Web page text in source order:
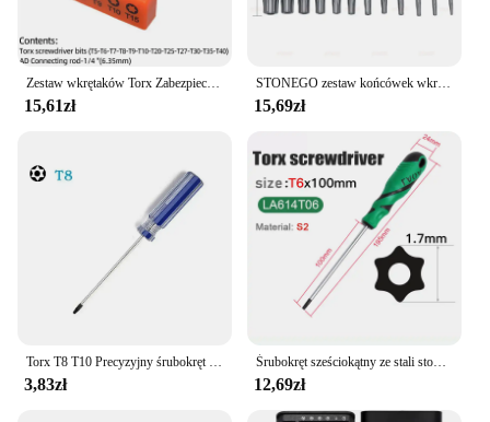
15,61zł
STONEGO zestaw końcówek wkrętakowych z łbem Torx magnetyczny 1/4 "uchwyt sześciokątny S2 stalowe 3-calowe długie wiertła bity zabezpieczające Torx 50/75/100mm
15,69zł
3,83zł
Śrubokręt sześciokątny ze stali stopowej LAOA 1 szt. Wkrętak Torx S2 ze średnim otworem T6/T7/T8/T9/T10/T15/T20/T25/T30
12,69zł